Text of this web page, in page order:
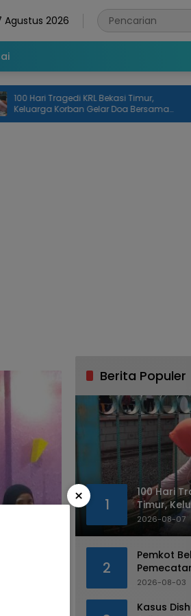
Agustus 2026
Hari Tragedi KRL Bekasi Timur,
Korban Gelar Doa Bersama
Tabur Bunga
Berita Populer
1
100 Hari
Timur,
Doa
2026-08-07
2
Pemkot
Yang
2026-08-03
Kasus
×